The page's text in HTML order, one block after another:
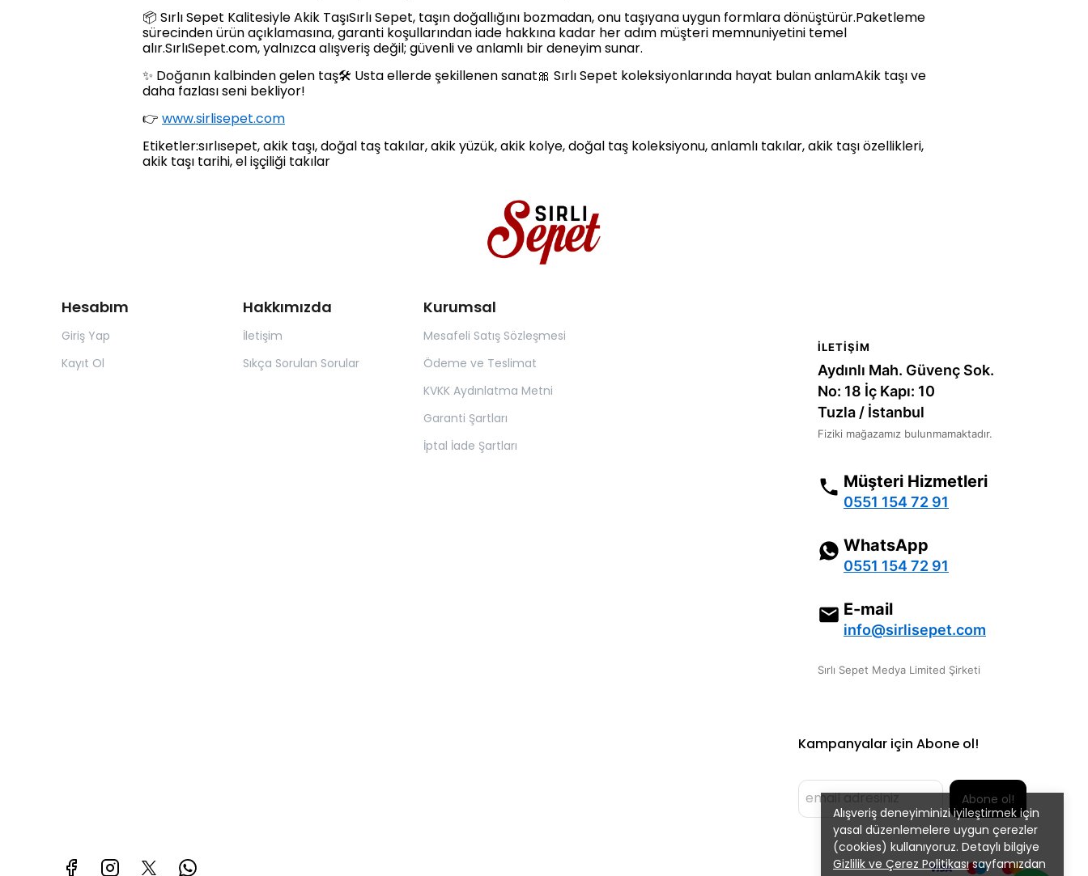
Alışveriş deneyiminizi iyileştirmek için
yasal düzenlemelere uygun çerezler
(cookies) kullanıyoruz. Detaylı bilgiye
Gizlilik ve Çerez Politikasısayfamızdan
📦 Sırlı Sepet Kalitesiyle Akik TaşıSırlı Sepet, taşın doğallığını bozmadan, onu taşıyana uygun formlara dönüştürür.Paketleme
sürecinden ürün açıklamasına, garanti koşullarından iade hakkına kadar her adım müşteri memnuniyetini temel
alır.SırlıSepet.com, yalnızca alışveriş değil; güvenli ve anlamlı bir deneyim sunar.
✨ Doğanın kalbinden gelen taş🛠️ Usta ellerde şekillenen sanat🎀 Sırlı Sepet koleksiyonlarında hayat bulan anlamAkik taşı ve
daha fazlası seni bekliyor!
👉 www.sirlisepet.com
Etiketler:sırlısepet, akik taşı, doğal taş takılar, akik yüzük, akik kolye, doğal taş koleksiyonu, anlamlı takılar, akik taşı özellikleri,
akik taşı tarihi, el işçiliği takılar
Hesabım
Giriş Yap
Kayıt Ol
Hakkımızda
İletişim
Sıkça Sorulan Sorular
Kurumsal
Mesafeli Satış Sözleşmesi
Ödeme ve Teslimat
KVKK Aydınlatma Metni
Garanti Şartları
İptal İade Şartları
İLETIŞIM
Aydınlı Mah. Güvenç Sok.
No: 18 İç Kapı: 10
Tuzla / İstanbul
Fiziki mağazamız bulunmamaktadır.
Müşteri Hizmetleri
0551 154 72 91
WhatsApp
0551 154 72 91
E-mail
info@sirlisepet.com
Sırlı Sepet Medya Limited Şirketi
Kampanyalar için Abone ol!
Abone ol!